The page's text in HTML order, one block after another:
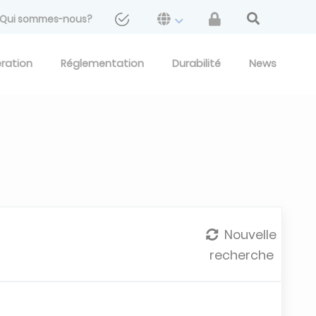
Qui sommes-nous?
Réglementation Durabilité News
Nouvelle
recherche